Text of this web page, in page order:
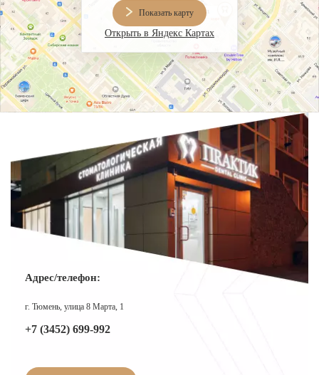
Мостовидные протезы
УДАЛЕНИЕ ЗУБОВ
О КЛИНИКЕ
ТОВАРЫ
ОТЗЫВЫ
СТАТЬИ
ВАКАНСИИ
АКЦИИ
ОФИЦИАЛЬНАЯ ИНФОРМАЦИЯ
ОБОРУДОВАНИЕ
Показать карту
Открыть в Яндекс Картах
Адрес/телефон:
г. Тюмень, улица 8 Марта, 1
+7 (3452) 699-992